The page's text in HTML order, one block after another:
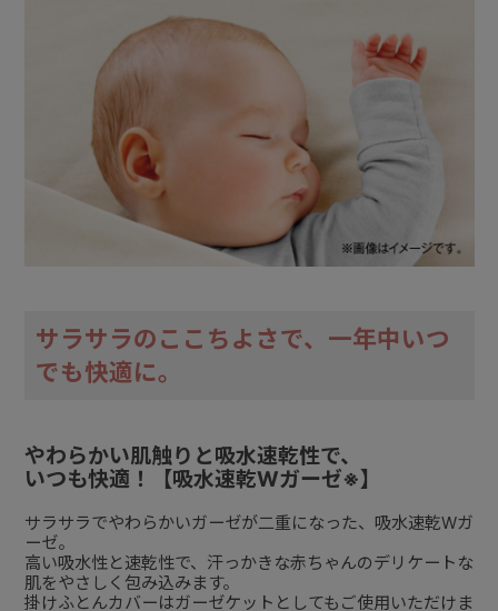
サラサラのここちよさで、一年中いつ
でも快適に。
やわらかい肌触りと吸水速乾性で、
いつも快適！【吸水速乾Wガーゼ※】
サラサラでやわらかいガーゼが二重になった、吸水速乾Wガ
ーゼ。
高い吸水性と速乾性で、汗っかきな赤ちゃんのデリケートな
肌をやさしく包み込みます。
掛けふとんカバーはガーゼケットとしてもご使用いただけま